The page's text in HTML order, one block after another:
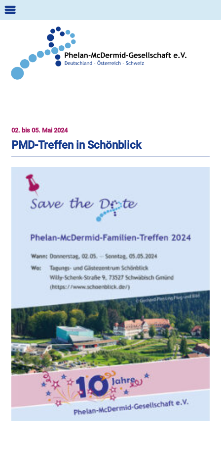
m
02. bis 05. Mai 2024
PMD-Treffen in Schönblick